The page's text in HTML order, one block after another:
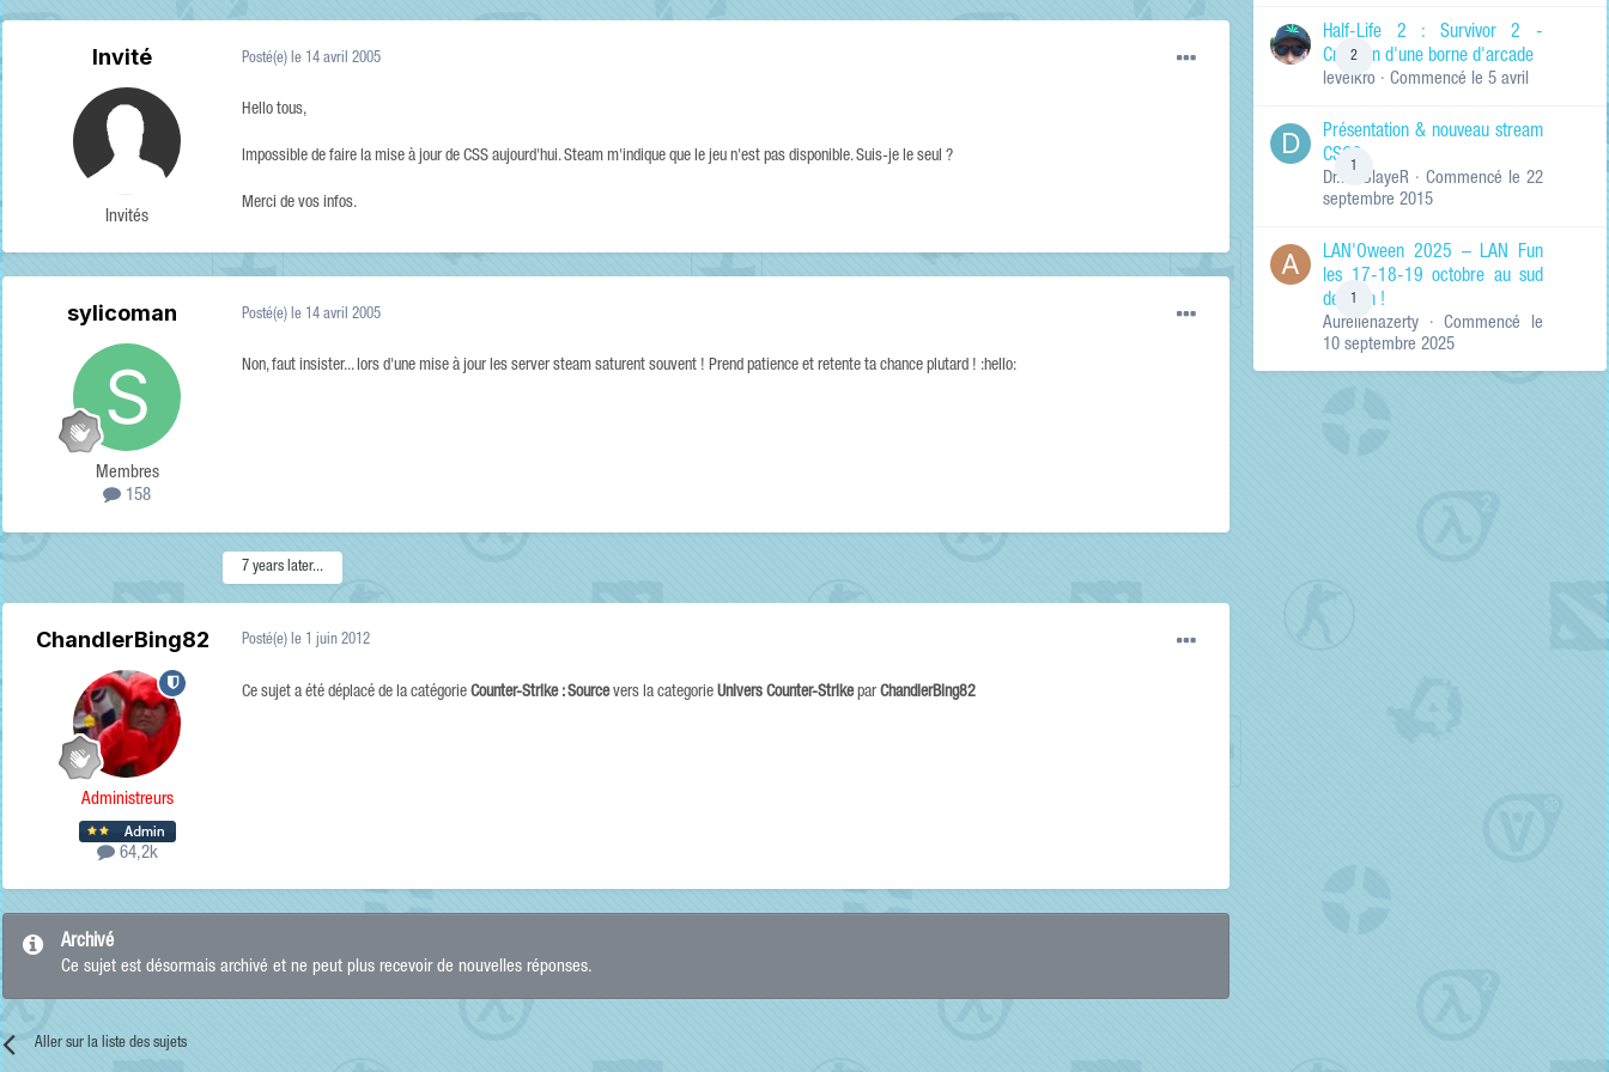
RECHERCHER LES
Titres et corps
Titres des
uniquement
Invité
Invités
Posté(e) le 14 avril 2005
Hello tous,
Impossible de faire la mise à jour de CSS aujourd'hui. Steam m'indique que le jeu n'est pas disponible. Suis-je le seul ?
Merci de vos infos.
sylicoman
Membres
158
Posté(e) le 14 avril 2005
Non, faut insister... lors d'une mise à jour les server steam saturent souvent ! Prend patience et retente ta chance plutard ! :hello:
7 years later...
ChandlerBing82
Administreurs
64,2k
Posté(e) le 1 juin 2012
Ce sujet a été déplacé de la catégorie Counter-Strike : Sourcevers la categorie Univers Counter-Strikepar ChandlerBing82
Archivé
Ce sujet est désormais archivé et ne peut plus recevoir de nouvelles réponses.
Aller sur la liste des sujets
2
Half-Life 2 : Survivor 2 -
Création d'une borne d'arcade
levelkro · Commencé le 5 avril
1
Présentation & nouveau stream
CSGO
Dr.KinSlayeR · Commencé le 22
septembre 2015
1
LAN'Oween 2025 – LAN Fun
les 17-18-19 octobre au sud
de Lyon !
Aurelienazerty · Commencé le
10 septembre 2025